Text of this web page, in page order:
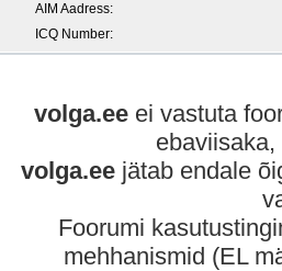
AIM Aadress:
ICQ Number:
volga.eeei vastuta
volga.ee jätab endale
Foorumi
mehhanismid (EL